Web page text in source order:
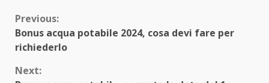
Continue
Reading
Previous:
Bonus acqua potabile 2024, cosa devi fare per
richiederlo
Next: